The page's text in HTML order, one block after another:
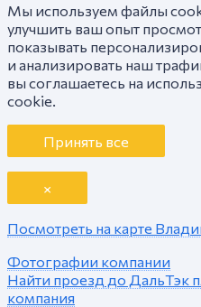
Мы используем файлы
улучшить ваш опыт
показывать
и анализировать наш
вы соглашаетесь на
cookie.
Принять все
×
Посмотреть на карте
Фотографии компании
Найти проезд до ДальТэк
компания